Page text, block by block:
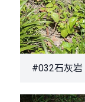
#032石灰岩